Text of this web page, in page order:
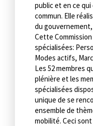
public et en ce
commun. Elle
du
Cette
spécialisées:
Modes actifs,
Les 52 membres
plénière et les
spécialisées
unique de se
ensemble de
mobilité. Ceci sont